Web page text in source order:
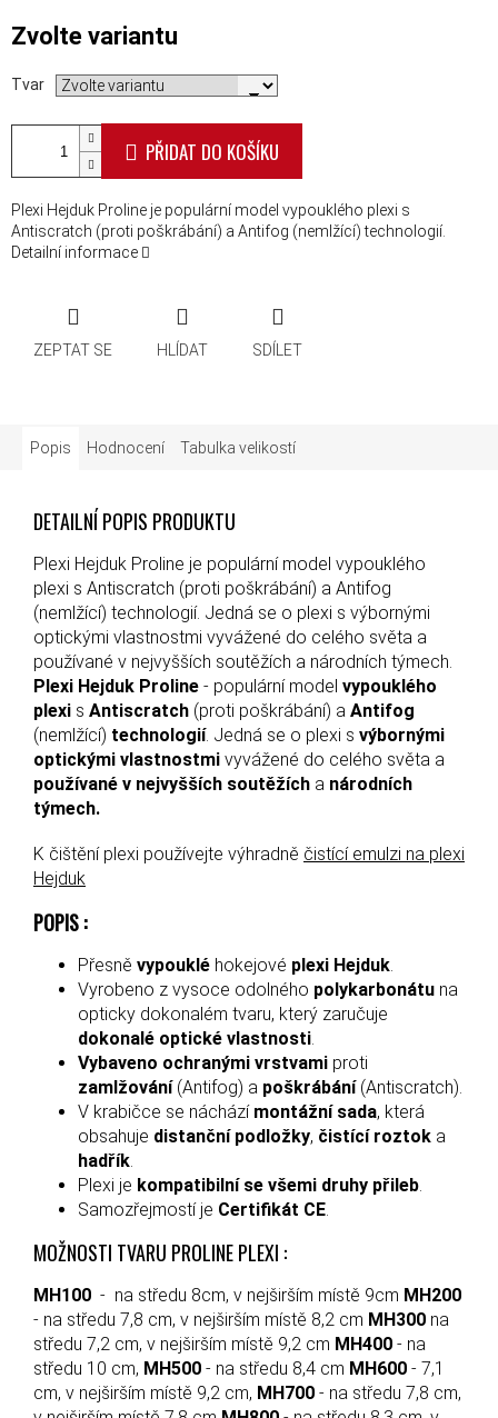
Zvolte variantu
Tvar
PŘIDAT DO KOŠÍKU
Plexi Hejduk Proline je populární model vypouklého plexi s
Antiscratch (proti poškrábání) a Antifog (nemlžící) technologií.
Detailní informace
ZEPTAT SE HLÍDAT SDÍLET
Popis Hodnocení Tabulka velikostí
DETAILNÍ POPIS PRODUKTU
Plexi Hejduk Proline je populární model vypouklého
plexi s Antiscratch (proti poškrábání) a Antifog
(nemlžící) technologií. Jedná se o plexi s výbornými
optickými vlastnostmi vyvážené do celého světa a
používané v nejvyšších soutěžích a národních týmech.
Plexi Hejduk Proline - populární model vypouklého
plexi s Antiscratch (proti poškrábání) a Antifog
(nemlžící) technologií. Jedná se o plexi s výbornými
optickými vlastnostmi vyvážené do celého světa a
používané v nejvyšších soutěžích a národních
týmech.
K čištění plexi používejte výhradně čistící emulzi na plexi
Hejduk
POPIS :
Přesně vypouklé hokejové plexi Hejduk
Vyrobeno z vysoce odolného polykarbonátu na
opticky dokonalém tvaru, který zaručuje
dokonalé optické vlastnosti
Vybaveno ochranými vrstvami proti
zamlžování(Antifog) a poškrábání(Antiscratch).
V krabičce se nácházímontážní sada, která
obsahuje distanční podložky, čistící roztok a
hadřík
Plexi je kompatibilní se všemi druhy přileb
Samozřejmostí je Certifikát CE
MOŽNOSTI TVARU PROLINE PLEXI :
MH100 - na středu 8cm, v nejširším místě 9cm MH200
- na středu 7,8 cm, v nejširším místě 8,2 cm MH300 na
středu 7,2 cm, v nejširším místě 9,2 cm MH400 - na
středu 10 cm, MH500 - na středu 8,4 cm MH600 - 7,1
cm, v nejširším místě 9,2 cm, MH700 - na středu 7,8 cm,